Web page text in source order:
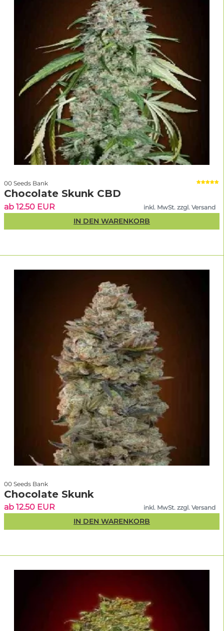
00 Seeds Bank
Chocolate Skunk CBD
ab 12.50 EUR inkl. MwSt. zzgl. Versand
IN DEN WARENKORB
00 Seeds Bank
Chocolate Skunk
ab 12.50 EUR inkl. MwSt. zzgl. Versand
IN DEN WARENKORB